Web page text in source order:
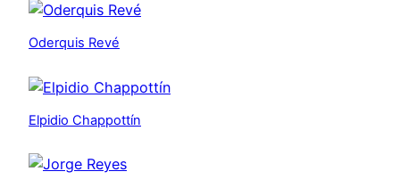
Oderquis Revé
Elpidio Chappottín